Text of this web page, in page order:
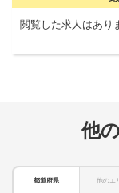
閲覧した求人はあり
他
都道府県 他のエ